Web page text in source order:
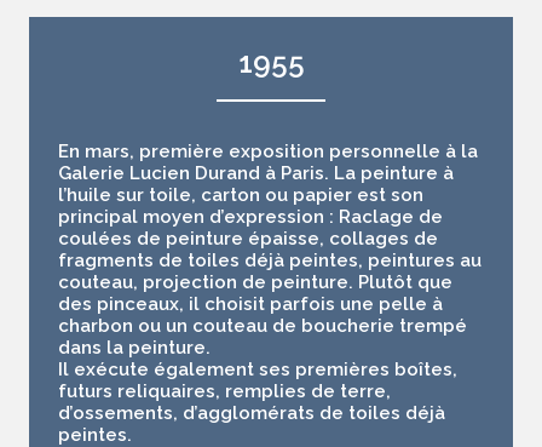
1955
En mars, première exposition personnelle à la
Galerie Lucien Durand à Paris. La peinture à
l’huile sur toile, carton ou papier est son
principal moyen d’expression : Raclage de
coulées de peinture épaisse, collages de
fragments de toiles déjà peintes, peintures au
couteau, projection de peinture. Plutôt que
des pinceaux, il choisit parfois une pelle à
charbon ou un couteau de boucherie trempé
dans la peinture.
Il exécute également ses premières boîtes,
futurs reliquaires, remplies de terre,
d’ossements, d’agglomérats de toiles déjà
peintes.